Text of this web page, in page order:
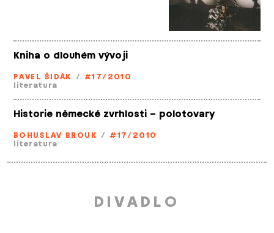
Kniha o dlouhém vývoji
PAVEL ŠIDÁK / #17/2010
literatura
Historie německé zvrhlosti – polotovary
BOHUSLAV BROUK / #17/2010
literatura
DIVADLO